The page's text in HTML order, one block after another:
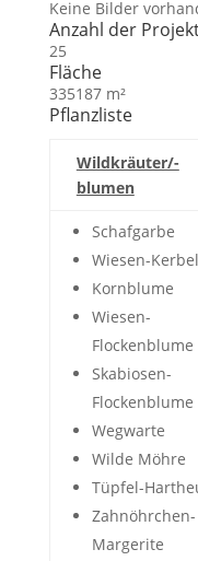
Keine Bilder
Anzahl der
25
Fläche
335187 m²
Pflanzliste
Wildkräuter/-
blumen
Schafgarbe
Wiesen-Kerbel
Kornblume
Wiesen-
Flockenblume
Skabiosen-
Flockenblume
Wegwarte
Wilde Möhre
Tüpfel-
Zahnöhrchen-
Margerite